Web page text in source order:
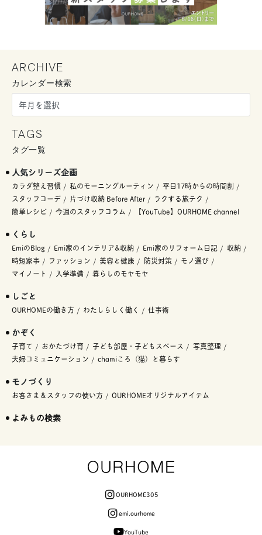
ARCHIVE
カレンダー検索
TAGS
タグ一覧
人気シリーズ企画
カラダ整え習慣 私のモーニングルーティン
平日17時からの時間割
スタッフコーデ
片づけ収納 Before After
ラクする旅テク
簡単レシピ
今週のスタッフコラム 【YouTube】OURHOME channel
くらし
EmiのBlog Emi家のインテリア&収納 Emi家のリフォーム日記
収納
時短家事
ファッション 美容と健康 防災対策
モノ選び
マイノート
入学準備 暮らしのモヤモヤ
しごと
OURHOMEの働き方 わたしらしく働く 仕事術
かぞく
子育て おかたづけ育 子ども部屋・子どもスペース
写真整理
夫婦コミュニケーション
chamiころ（猫）と暮らす
モノづくり
お客さま＆スタッフの使い方 OURHOMEオリジナルアイテム
よみもの検索
OURHOME305
emi.ourhome
YouTube